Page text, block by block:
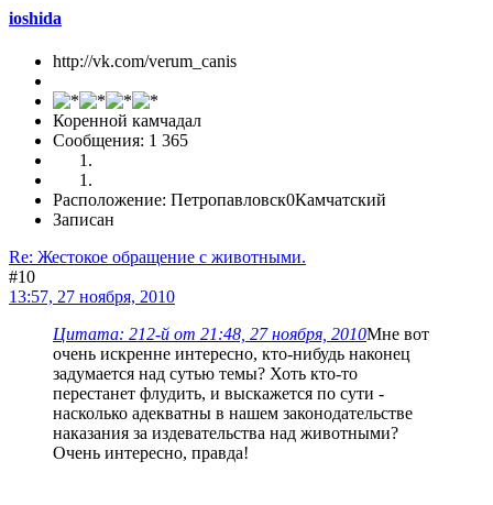
ioshida
http://vk.com/verum_canis
Коренной камчадал
Сообщения: 1 365
Расположение: Петропавловск0Камчатский
Записан
Re: Жестокое обращение с животными.
#10
13:57, 27 ноября, 2010
Цитата: 212-й от 21:48, 27 ноября, 2010Мне вот
очень искренне интересно, кто-нибудь наконец
задумается над сутью темы? Хоть кто-то
перестанет флудить, и выскажется по сути -
насколько адекватны в нашем законодательстве
наказания за издевательства над животными?
Очень интересно, правда!